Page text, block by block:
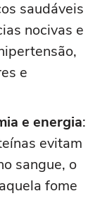
saudáveis
nocivas e
e
e energia:
evitam
sangue, o
fome